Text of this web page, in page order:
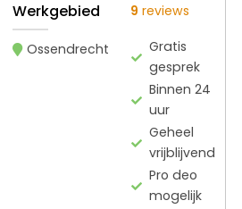
Werkgebied
Ossendrecht
9 reviews
Gratis
gesprek
Binnen 24
uur
Geheel
vrijblijvend
Pro deo
mogelijk